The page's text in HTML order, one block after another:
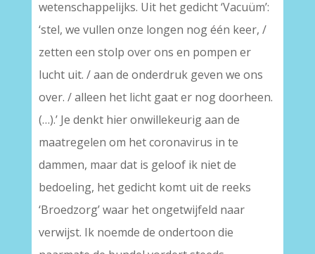
wetenschappelijks. Uit het gedicht ‘Vacuüm’:
‘stel, we vullen onze longen nog één keer, /
zetten een stolp over ons en pompen er
lucht uit. / aan de onderdruk geven we ons
over. / alleen het licht gaat er nog doorheen.
(…).’ Je denkt hier onwillekeurig aan de
maatregelen om het coronavirus in te
dammen, maar dat is geloof ik niet de
bedoeling, het gedicht komt uit de reeks
‘Broedzorg’ waar het ongetwijfeld naar
verwijst. Ik noemde de ondertoon die